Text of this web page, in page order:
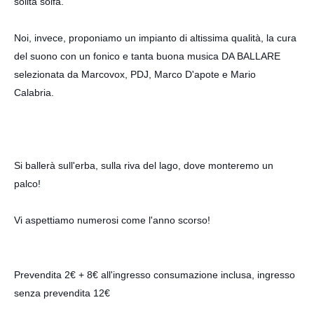
Noi, invece, proponiamo un impianto di altissima qualità, la cura
del suono con un fonico e tanta buona musica DA BALLARE
selezionata da Marcovox , PDJ, Marco D'apote e Mario
Calabria.
Si ballerà sull'erba, sulla riva del lago, dove monteremo un
palco!
Vi aspettiamo numerosi come l'anno scorso!
Prevendita 2€ + 8€ all'ingresso consumazione inclusa, ingresso
senza prevendita 12€